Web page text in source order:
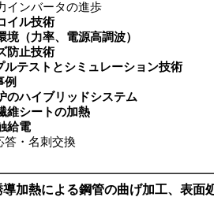
ンバータの進歩
イル技術
境（力率、電源高調波）
防止技術
ルテストとシミュレーション技術
例
のハイブリッドシステム
維シートの加熱
給電
・名刺交換
導加熱による鋼管の曲げ加工、表面